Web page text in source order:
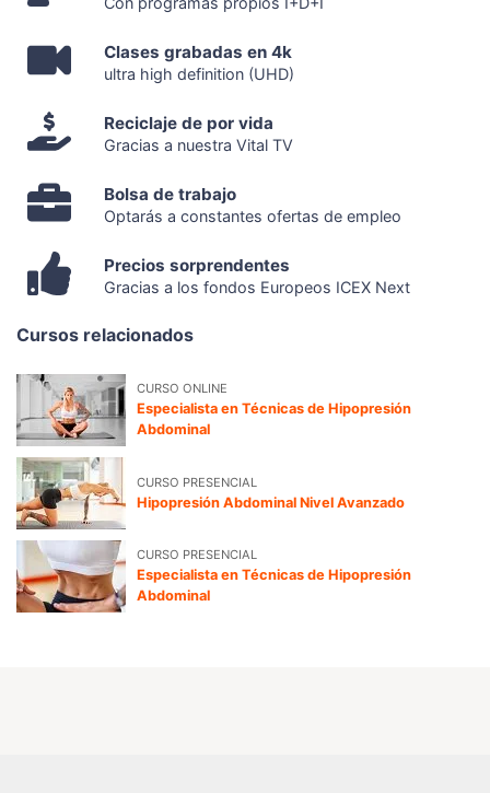
Clases grabadas en 4k
ultra high definition (UHD)
Reciclaje de por vida
Gracias a nuestra Vital TV
Bolsa de trabajo
Optarás a constantes ofertas de empleo
Precios sorprendentes
Gracias a los fondos Europeos ICEX Next
Cursos relacionados
CURSO ONLINE
Especialista en Técnicas de Hipopresión
Abdominal
CURSO PRESENCIAL
Hipopresión Abdominal Nivel Avanzado
CURSO PRESENCIAL
Especialista en Técnicas de Hipopresión
Abdominal